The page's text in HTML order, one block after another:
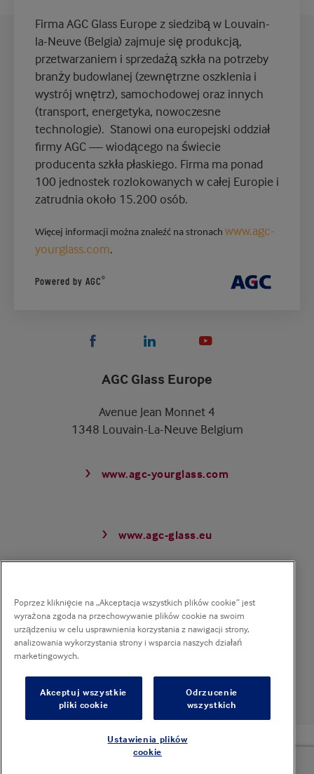
Firma AGC Glass Europe z siedzibą w Louvain-
la-Neuve (Belgia) zajmuje się produkcją,
przetwarzaniem i sprzedażą szkła na potrzeby
branży budowlanej (zewnętrzne oszklenia i
wystrój wnętrz), samochodowej oraz innych
(transport, energetyka, nowoczesne
technologie). Stanowi ona europejski oddział
firmy AGC — wiodącego na świecie
producenta szkła płaskiego. Firma ma ponad
100 jednostek rozlokowanych w całej Europie i
zatrudnia około 15.200 osób.
Więcej informacji można znaleźć na stronach www.agc-
yourglass.com.
Powered by AGC®
AGC Glass Europe
Avenue Jean Monnet 4
1348 Louvain-La-Neuve Belgium
www.agc-yourglass.com
www.agc-glass.eu
Otrzymuj nasz biuletyn elektroniczny i bądź na
bieżąco !
Zapisz się teraz
© 2025 Pyrobel - All rights reserved
Poprzez kliknięcie na „Akceptacja wszystkich plików cookie” jest
wyrażona zgoda na przechowywanie plików cookie na swoim
urządzeniu w celu usprawnienia korzystania z nawigacji strony,
analizowania wykorzystania strony i wsparcia naszych działań
marketingowych.
Akceptuj wszystkie
pliki cookie
Odrzucenie
wszystkich
Ustawienia plików
cookie